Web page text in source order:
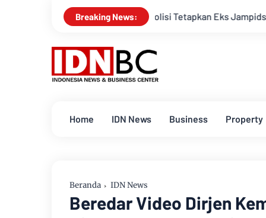
Breaking News:
Polisi Tetapkan Eks Jampidsus Febrie
Home IDN News Business Property
Beranda IDN News
Beredar Video Dirjen